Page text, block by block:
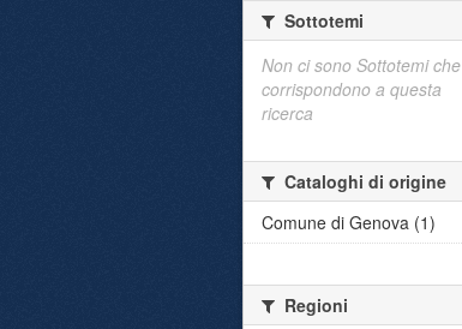
Sottotemi
Non ci sono Sottotemi che
corrispondono a questa
ricerca
Cataloghi di origine
Comune di Genova (1)
Regioni